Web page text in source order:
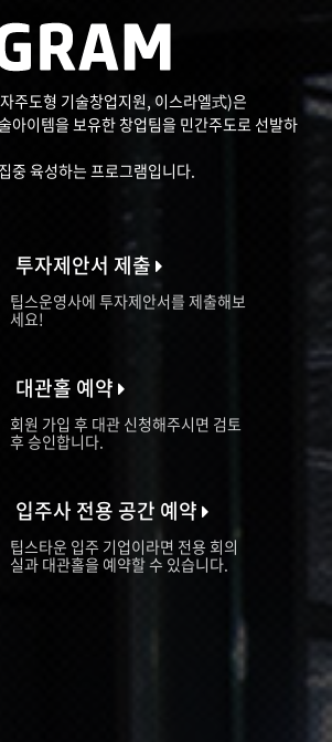
주도형 기술창업지원, 이스라엘式)은
아이템을 보유한 창업팀을 민간주도로 선발하
중 육성하는 프로그램입니다.
투자제안서 제출
팁스운영사에 투자제안서를 제출해보
세요!
대관홀 예약
회원 가입 후 대관 신청해주시면 검토
후 승인합니다.
입주사 전용 공간 예약
팁스타운 입주 기업이라면 전용 회의
실과 대관홀을 예약할 수 있습니다.